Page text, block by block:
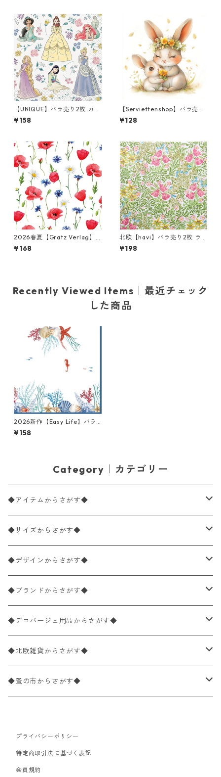
【UNIQUE】バラ売り2枚 カク
テルサイズ ペーパーナプキン
Disney Princess ホワイト デ
¥158
【Serviettenshop】バラ売り
2枚 ランチサイズ ペーパーナ
プキン Lovely Spring Familie
¥128
2026春夏【Gratz Verlag】
バラ売り2枚 カクテルサイズ
ペーパーナプキン Blumenme
¥168
北欧【havi】バラ売り2枚 ラ
ンチサイズ ペーパーナプキン
Bower グリーン William Mor
¥198
Recently Viewed Items｜最近チェック
した商品
2026新作【Easy Life】バラ
売り2枚 ランチサイズ ペーパ
ーナプキン Sea Breeze ホワ
¥158
Category｜カテゴリー
◆アイテムからさがす◆
ペーパーナプキン2枚バラ売り
ペーパーナプキン1枚バラ売り
ペーパーナプキン20枚入りパック
ペーパーナプキン10枚入りパック
ライスペーパー
ペーパーリネンナプキン
ワックスペーパー
デコパージュ用品
◆サイズからさがす◆
33×33cm（ランチサイズ）
バラ売り
パック売り
25×25cm（カクテルサイズ）
バラ売り
パック売り
40×40cm（ディナーサイズ）
バラ売り
パック売り
21×21cm（ポケットサイズ）
バラ売り
33cm（ラウンド）
◆デザインからさがす◆
花柄
植物・グリーン柄
動物・鳥・昆虫・蝶柄
海・魚柄
食べ物・フルーツ・野菜・ドリンク柄
食器・カトラリー柄
◆ブランドからさがす◆
ドイツ製 IHR/イア
ランチサイズ
カクテルサイズ
ドイツ製 Ambiente/アンビエンテ
ランチサイズ
ドイツ製 Paperproducts Design
カクテルサイズ
ランチサイズ
カクテルサイズ
ドイツ製 ti-flair/ティーフレア
ランチサイズ
ドイツ製 PAW/パウ
◆デコパージュ用品からさがす◆
デコパージュ液
デコパージュ下地
デコパージュはさみ
3Dデコパージュ
◆北欧雑貨からさがす◆
シリコンモールド
トレイ
ポスター・カレンダー
◆蚤の市からさがす◆
北欧雑貨
デコパージュ用品
プライバシーポリシー
特定商取引法に基づく表記
会員規約